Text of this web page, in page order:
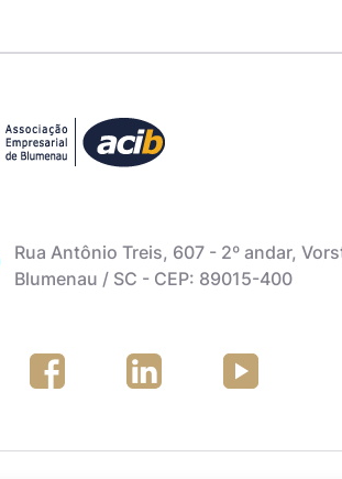
Rua Antônio Treis, 607 - 2º andar,
Blumenau / SC - CEP: 89015-400